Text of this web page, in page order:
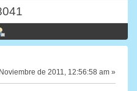
de 2011, 12:56:58 am »